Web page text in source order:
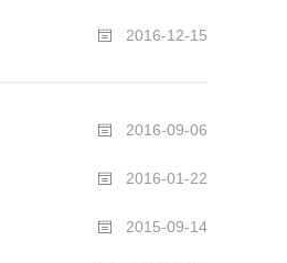
2016-12-15
2016-09-06
2016-01-22
2015-09-14